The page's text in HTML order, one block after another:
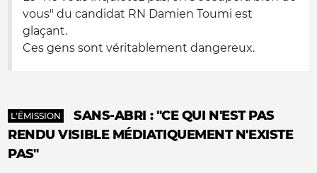
vous" du candidat RN Damien Toumi est
glaçant.
Ces gens sont véritablement dangereux.
L'ÉMISSION
SANS-ABRI : "CE QUI N'EST PAS
RENDU VISIBLE MÉDIATIQUEMENT N'EXISTE
PAS"